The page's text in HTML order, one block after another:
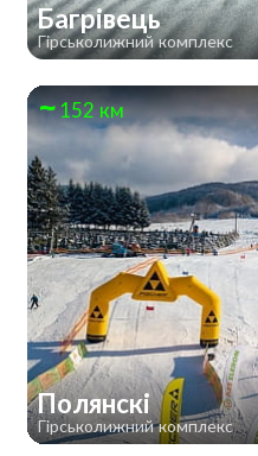
Багрівець
Гірськолижний комплекс
152 км
Полянскі
Гірськолижний комплекс